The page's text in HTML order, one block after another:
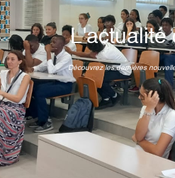
L'actualité
Découvrez les dernières